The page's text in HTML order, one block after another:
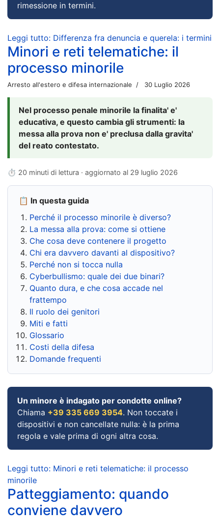
rimessione in termini.
Leggi tutto: Differenza fra denuncia e querela: i termini
Minori e reti telematiche: il
processo minorile
Arresto all'estero e difesa internazionale 30 Luglio 2026
Nel processo penale minorile la finalita' e'
educativa, e questo cambia gli strumenti: la
messa alla prova non e' preclusa dalla gravita'
del reato contestato.
⏱ 20 minuti di lettura · aggiornato al 29 luglio 2026
📋 In questa guida
Perché il processo minorile è diverso?
La messa alla prova: come si ottiene
Che cosa deve contenere il progetto
Chi era davvero davanti al dispositivo?
Perché non si tocca nulla
Cyberbullismo: quale dei due binari?
Quanto dura, e che cosa accade nel
frattempo
Il ruolo dei genitori
Miti e fatti
Glossario
Costi della difesa
Domande frequenti
Un minore è indagato per condotte online?
Chiama +39 335 669 3954. Non toccate i
dispositivi e non cancellate nulla: è la prima
regola e vale prima di ogni altra cosa.
Leggi tutto: Minori e reti telematiche: il processo
minorile
Patteggiamento: quando
conviene davvero